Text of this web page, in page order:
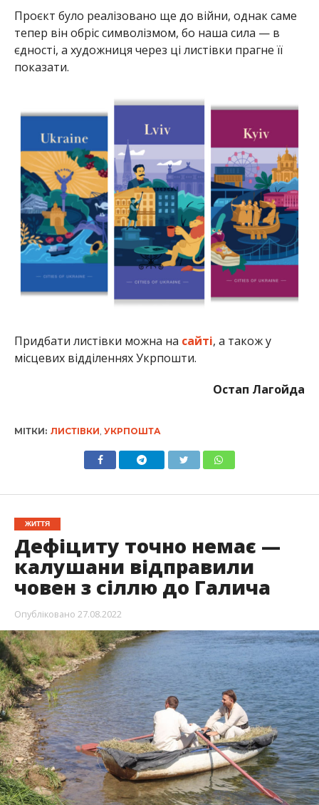
Проєкт було реалізовано ще до війни, однак саме
тепер він обріс символізмом, бо наша сила — в
єдності, а художниця через ці листівки прагне її
показати.
Придбати листівки можна на сайті, а також у
місцевих відділеннях Укрпошти.
Остап Лагойда
МІТКИ: ЛИСТІВКИ УКРПОШТА
ЖИТТЯ
Дефіциту точно немає —
калушани відправили
човен з сіллю до Галича
Опубліковано 27.08.2022